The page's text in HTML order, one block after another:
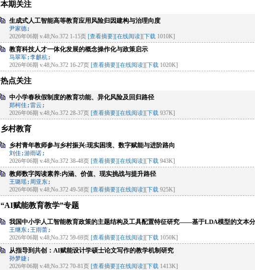
本期关注
生成式人工智能高等教育应用风险归因建构与治理向度
尹家德;
2026年06期 v.48;No.372 1-15页 [查看摘要][在线阅读] [下载1010K]
教育科技人才一体化发展的概念操作化与政策启示
马翠军;李麒杭;
2026年06期 v.48;No.372 16-27页 [查看摘要][在线阅读] [下载1020K]
热点关注
中小学春秋假制度的教育功能、异化风险及回归路径
郑柯佳;雷云;
2026年06期 v.48;No.372 28-37页 [查看摘要][在线阅读] [下载937K]
乡村教育
乡村青年教师参与乡村振兴:现实困境、数字赋能与进阶路向
刘佳;游雨诺;
2026年06期 v.48;No.372 38-48页 [查看摘要][在线阅读] [下载943K]
教师数字阅读素养:内涵、价值、现实挑战与提升路径
王璐瑶;周亚东;
2026年06期 v.48;No.372 49-58页 [查看摘要][在线阅读] [下载925K]
“AI赋能教育教学”专题
我国中小学人工智能教育政策的主题结构及工具配置特征研究——基于LDA模型的文本
王继东;王雨蕾;
2026年06期 v.48;No.372 59-69页 [查看摘要][在线阅读] [下载1050K]
从指导到共创：AI赋能设计学硕士论文写作的教学机制研究
孙梦婕;
2026年06期 v.48;No.372 70-81页 [查看摘要][在线阅读] [下载1413K]